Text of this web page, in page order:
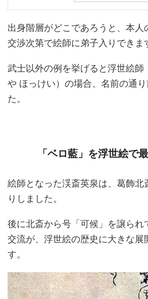
出身階層がどこであろうと、本人
交渉次第で絵師に弟子入りできま
武士以外の例を挙げると浮世絵師
や ほっけい）の場合、名前の通
た。
「ベロ藍」を浮世絵で
絵師となった渓斎英泉は、葛飾北
りしました。
後に北斎から号「可候」を譲られ
交流が、浮世絵の歴史に大きな展
す。